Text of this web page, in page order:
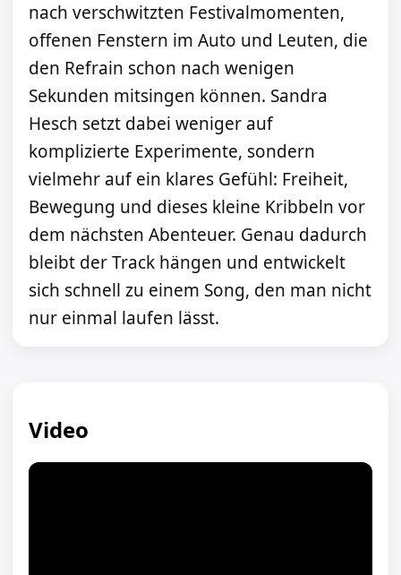
nach verschwitzten Festivalmomenten,
offenen Fenstern im Auto und Leuten, die
den Refrain schon nach wenigen
Sekunden mitsingen können. Sandra
Hesch setzt dabei weniger auf
komplizierte Experimente, sondern
vielmehr auf ein klares Gefühl: Freiheit,
Bewegung und dieses kleine Kribbeln vor
dem nächsten Abenteuer. Genau dadurch
bleibt der Track hängen und entwickelt
sich schnell zu einem Song, den man nicht
nur einmal laufen lässt.
Video